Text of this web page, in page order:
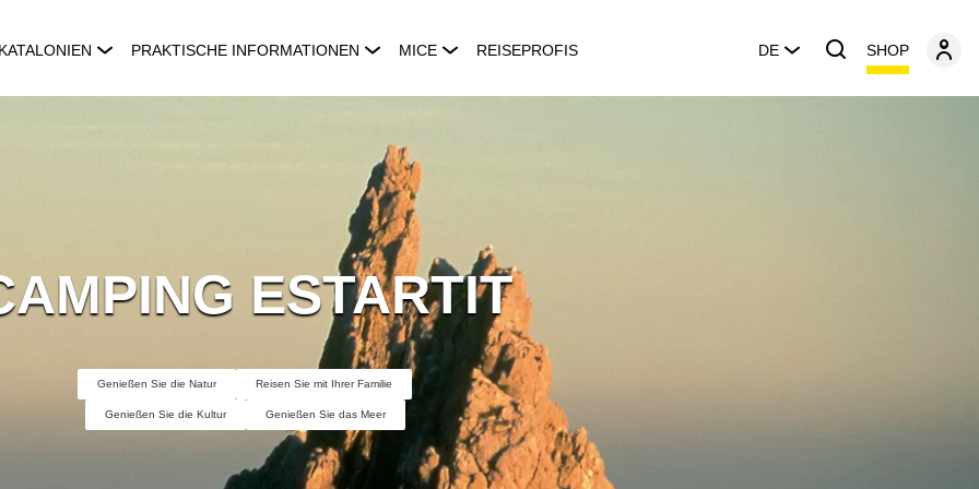
PRAKTISCHE INFORMATIONEN MICE REISEPROFIS DE SHOP
ESTARTIT
Genießen Sie die Natur Reisen Sie mit Ihrer Familie
Genießen Sie die Kultur Genießen Sie das Meer